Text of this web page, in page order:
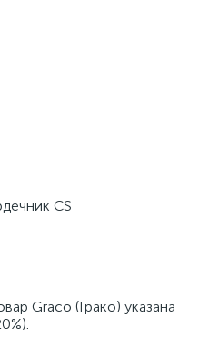
CS
Graco (Грако) указана